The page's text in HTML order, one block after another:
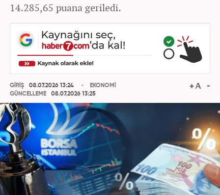
14.285,65 puana geriledi.
GİRİŞ
08.07.2026 13:24
GÜNCELLEME
08.07.2026 13:25
EKONOMİ